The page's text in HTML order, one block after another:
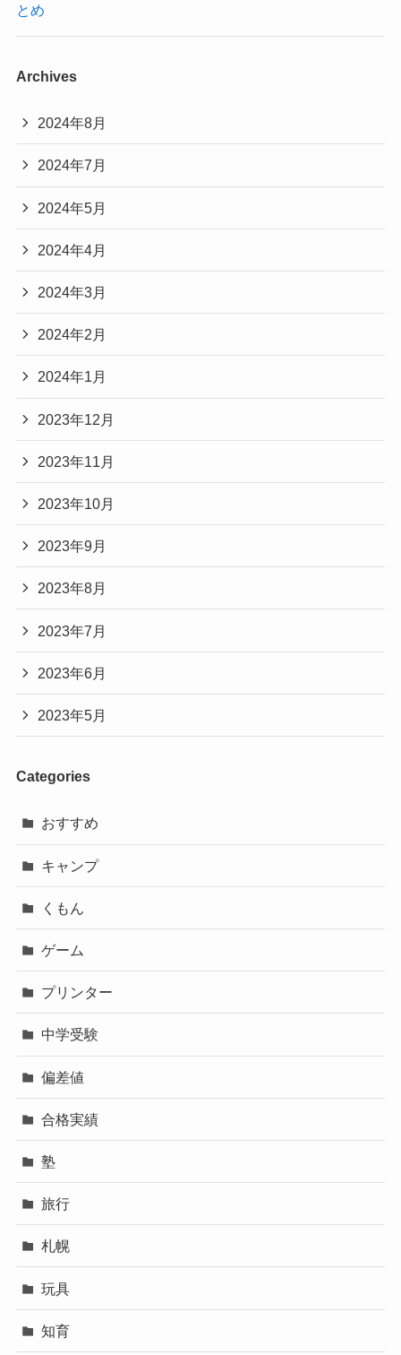
とめ
Archives
2024年8月
2024年7月
2024年5月
2024年4月
2024年3月
2024年2月
2024年1月
2023年12月
2023年11月
2023年10月
2023年9月
2023年8月
2023年7月
2023年6月
2023年5月
Categories
おすすめ
キャンプ
くもん
ゲーム
プリンター
中学受験
偏差値
合格実績
塾
旅行
札幌
玩具
知育